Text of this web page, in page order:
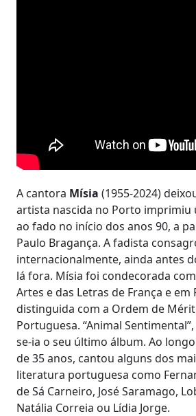
A cantora Mísia (1955-2024)
artista nascida no Porto imprimiu
ao fado no início dos anos 90, a
Paulo Bragança. A fadista
internacionalmente, ainda antes
lá fora. Mísia foi condecorada
Artes e das Letras de França e
distinguida com a Ordem de
Portuguesa. “Animal
se-ia o seu último álbum. Ao
de 35 anos, cantou alguns dos
literatura portuguesa como
de Sá Carneiro, José Saramago,
Natália Correia ou Lídia Jorge.